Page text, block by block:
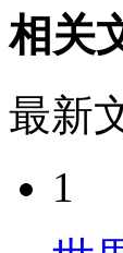
相关
最新
1